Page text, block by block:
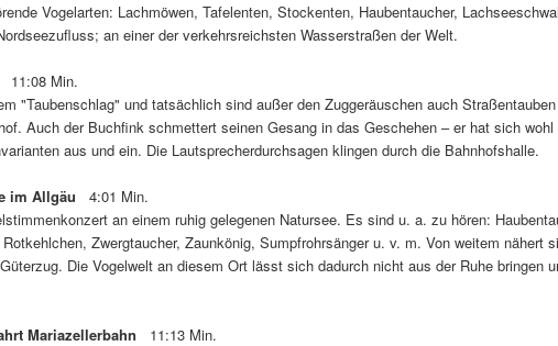
Vogelarten: Lachmöwen, Tafelenten, Stockenten, Haubentaucher,
an einer der verkehrsreichsten Wasserstraßen der Welt.
Min.
"Taubenschlag" und tatsächlich sind außer den Zuggeräuschen auch
Auch der Buchfink schmettert seinen Gesang in das Geschehen – er hat sich
aus und ein. Die Lautsprecherdurchsagen klingen durch die Bahnhofshalle.
im Allgäu 4:01 Min.
an einem ruhig gelegenen Natursee. Es sind u. a. zu hören:
Zwergtaucher, Zaunkönig, Sumpfrohrsänger u. v. m. Von weitem nähert
Die Vogelwelt an diesem Ort lässt sich dadurch nicht aus der Ruhe bringen
Mariazellerbahn 11:13 Min.